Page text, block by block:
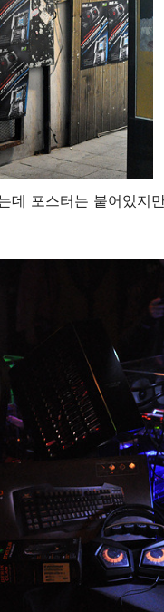
데 포스터는 붙어있지